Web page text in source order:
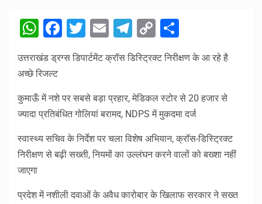
WhatsApp
Facebook
Twitter
EmailTelegram
Copy
Link
उत्तराखंड ड्रग्स डिपार्टमेंट क्रॉस डिस्ट्रिक्ट निरीक्षण के आ रहे है
अच्छे रिजल्ट
कुमाऊँ में नशे पर सबसे बड़ा प्रहार, मेडिकल स्टोर से 20 हजार से
ज्यादा प्रतिबंधित गोलियां बरामद, NDPS में मुकदमा दर्ज
स्वास्थ्य सचिव के निर्देश पर चला विशेष अभियान, क्रॉस-डिस्ट्रिक्ट
निरीक्षण से बढ़ी सख्ती, नियमों का उल्लंघन करने वालों को बख्शा नहीं
जाएगा
प्रदेश में नशीली दवाओं के अवैध कारोबार के खिलाफ सरकार ने सख्त